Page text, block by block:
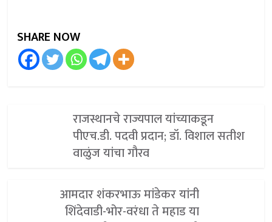
SHARE NOW
राजस्थानचे राज्यपाल यांच्याकडून
पीएच.डी. पदवी प्रदान; डॉ. विशाल सतीश
वाळुंज यांचा गौरव
आमदार शंकरभाऊ मांडेकर यांनी
शिंदेवाडी-भोर-वरंधा ते महाड या